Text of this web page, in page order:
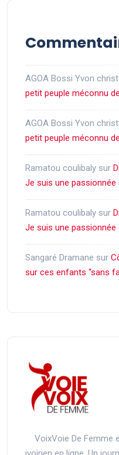
AGOA Bossi Yvon christ
petit peuple méconnu
AGOA Bossi Yvon christ
petit peuple méconnu
Ramatou coulibaly sur
Je suis une passionnée
Ramatou coulibaly sur
Je suis une passionnée
Sangaré Dramane sur
sur ces enfants ‘‘sans
VoixVoie De Femme